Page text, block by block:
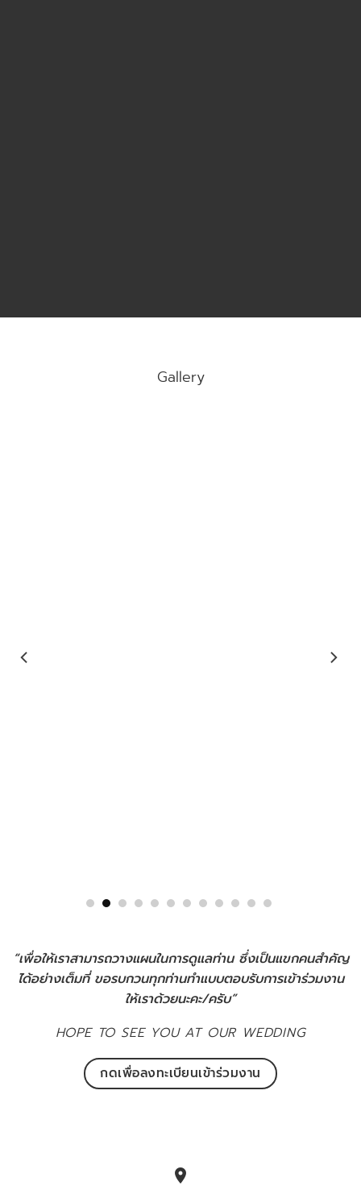
Gallery
“เพื่อให้เราสามารถวางแผนในการดูแลท่าน ซึ่งเป็นแขกคนสำคัญ
ได้อย่างเต็มที่ ขอรบกวนทุกท่านทำแบบตอบรับการเข้าร่วมงาน
ให้เราด้วยนะคะ/ครับ”
HOPE TO SEE YOU AT OUR WEDDING
กดเพื่อลงทะเบียนเข้าร่วมงาน
location_on